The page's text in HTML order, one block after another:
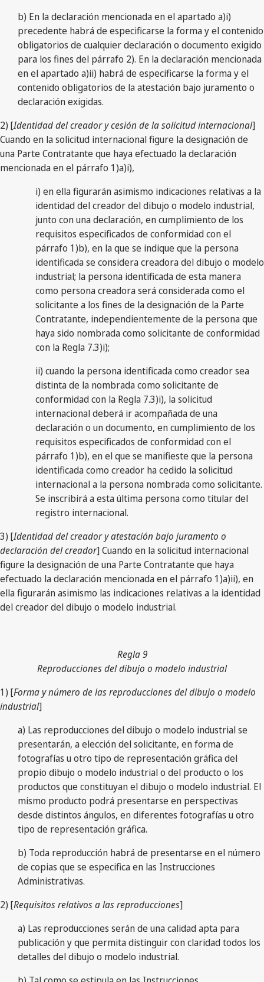
b) En la declaración mencionada en el apartado a)i)
precedente habrá de especificarse la forma y el contenido
obligatorios de cualquier declaración o documento exigido
para los fines del párrafo 2). En la declaración mencionada
en el apartado a)ii) habrá de especificarse la forma y el
contenido obligatorios de la atestación bajo juramento o
declaración exigidas.
2) [Identidad del creador y cesión de la solicitud internacional]
Cuando en la solicitud internacional figure la designación de
una Parte Contratante que haya efectuado la declaración
mencionada en el párrafo 1)a)i),
i) en ella figurarán asimismo indicaciones relativas a la
identidad del creador del dibujo o modelo industrial,
junto con una declaración, en cumplimiento de los
requisitos especificados de conformidad con el
párrafo 1)b), en la que se indique que la persona
identificada se considera creadora del dibujo o modelo
industrial; la persona identificada de esta manera
como persona creadora será considerada como el
solicitante a los fines de la designación de la Parte
Contratante, independientemente de la persona que
haya sido nombrada como solicitante de conformidad
con la Regla 7.3)i);
ii) cuando la persona identificada como creador sea
distinta de la nombrada como solicitante de
conformidad con la Regla 7.3)i), la solicitud
internacional deberá ir acompañada de una
declaración o un documento, en cumplimiento de los
requisitos especificados de conformidad con el
párrafo 1)b), en el que se manifieste que la persona
identificada como creador ha cedido la solicitud
internacional a la persona nombrada como solicitante.
Se inscribirá a esta última persona como titular del
registro internacional.
3) [Identidad del creador y atestación bajo juramento o
declaración del creador] Cuando en la solicitud internacional
figure la designación de una Parte Contratante que haya
efectuado la declaración mencionada en el párrafo 1)a)ii), en
ella figurarán asimismo las indicaciones relativas a la identidad
del creador del dibujo o modelo industrial.
Regla 9
Reproducciones del dibujo o modelo industrial
1) [Forma y número de las reproducciones del dibujo o modelo
industrial]
a) Las reproducciones del dibujo o modelo industrial se
presentarán, a elección del solicitante, en forma de
fotografías u otro tipo de representación gráfica del
propio dibujo o modelo industrial o del producto o los
productos que constituyan el dibujo o modelo industrial. El
mismo producto podrá presentarse en perspectivas
desde distintos ángulos, en diferentes fotografías u otro
tipo de representación gráfica.
b) Toda reproducción habrá de presentarse en el número
de copias que se especifica en las Instrucciones
Administrativas.
2) [Requisitos relativos a las reproducciones]
a) Las reproducciones serán de una calidad apta para
publicación y que permita distinguir con claridad todos los
detalles del dibujo o modelo industrial.